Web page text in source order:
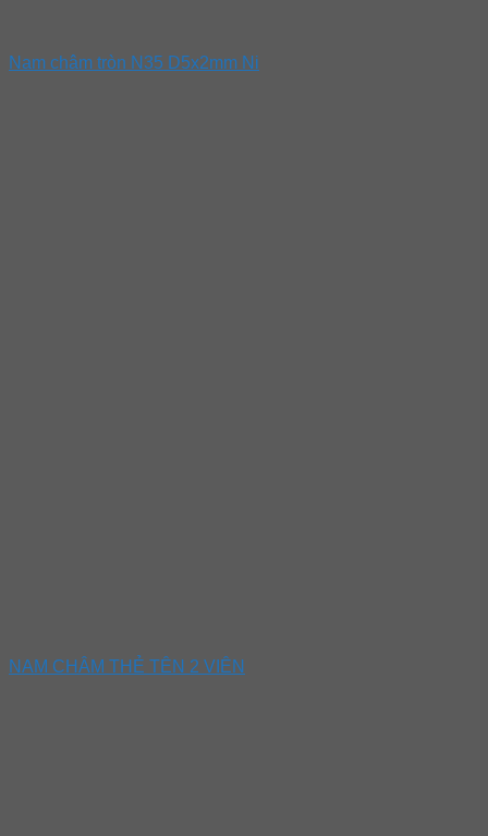
Nam châm tròn N35 D5x2mm Ni
NAM CHÂM THẺ TÊN 2 VIÊN